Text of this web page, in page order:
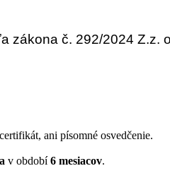
zákona č. 292/2024 Z.z.
ani písomné osvedčenie.
v období6 mesiacov.